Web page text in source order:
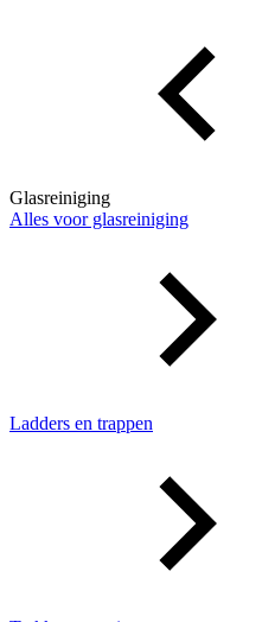
Glasreiniging
Alles voor glasreiniging
Ladders en trappen